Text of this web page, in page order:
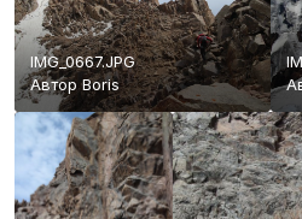
IMG_0667.JPG
АвторBoris